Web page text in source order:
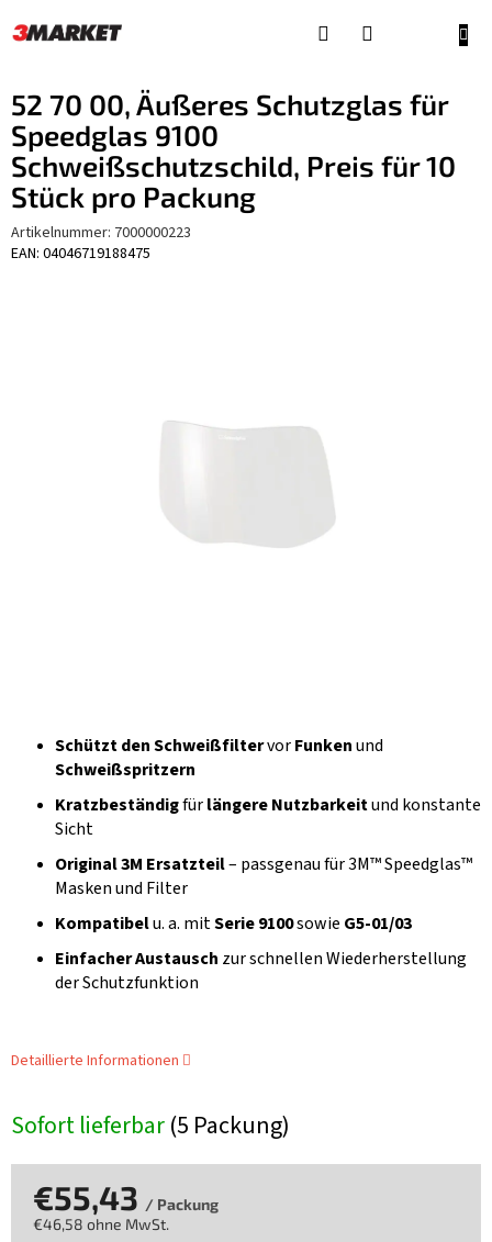
Inhalt
52 70 00, Äußeres Schutzglas für
Speedglas 9100
Schweißschutzschild, Preis für 10
Stück pro Packung
Artikelnummer: 7000000223
EAN: 04046719188475
Sofort lieferbar(5 Packung)
Schützt den SchweißfiltervorFunkenund
Schweißspritzern
Kratzbeständigfürlängere Nutzbarkeitund konstante
Sicht
Original 3M Ersatzteil– passgenau für 3M™ Speedglas™
Masken und Filter
Kompatibelu. a. mitSerie 9100sowie G5-01/03
Einfacher Austausch zur schnellen Wiederherstellung
der Schutzfunktion
Detaillierte Informationen
€55,43 / Packung
€46,58 ohne MwSt.